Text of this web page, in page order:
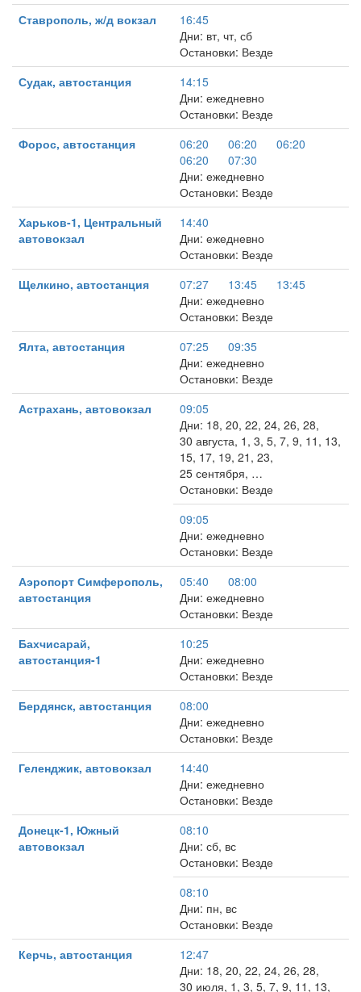
Ставрополь, ж/д вокзал
16:45
Дни: вт, чт, сб
Остановки: Везде
Судак, автостанция
14:15
Дни: ежедневно
Остановки: Везде
Форос, автостанция
06:20 06:20
06:20
06:20
07:30
Дни: ежедневно
Остановки: Везде
Харьков-1, Центральный
автовокзал
14:40
Дни: ежедневно
Остановки: Везде
Щелкино, автостанция
07:27 13:45
13:45
Дни: ежедневно
Остановки: Везде
Ялта, автостанция
07:25
09:35
Дни: ежедневно
Остановки: Везде
Астрахань, автовокзал
09:05
Дни: 18, 20, 22, 24, 26, 28,
30 августа, 1, 3, 5, 7, 9, 11, 13,
15, 17, 19, 21, 23,
25 сентября, …
Остановки: Везде
09:05
Дни: ежедневно
Остановки: Везде
Аэропорт Симферополь,
автостанция
05:40
08:00
Дни: ежедневно
Остановки: Везде
Бахчисарай,
автостанция-1
10:25
Дни: ежедневно
Остановки: Везде
Бердянск, автостанция
08:00
Дни: ежедневно
Остановки: Везде
Геленджик, автовокзал
14:40
Дни: ежедневно
Остановки: Везде
Донецк-1, Южный
автовокзал
08:10
Дни: сб, вс
Остановки: Везде
08:10
Дни: пн, вс
Остановки: Везде
Керчь, автостанция
12:47
Дни: 18, 20, 22, 24, 26, 28,
30 июля, 1, 3, 5, 7, 9, 11, 13,